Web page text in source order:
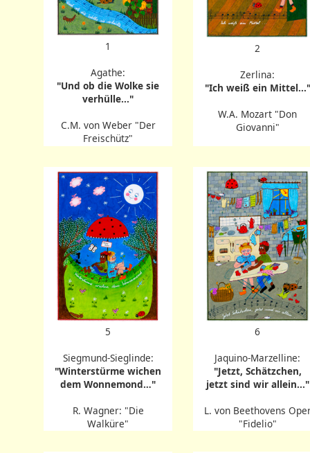
1
Agathe:
"Und ob die Wolke sie
verhülle..."
C.M. von Weber "Der
Freischütz"
2
Zerlina:
"Ich weiß ein Mittel..."
W.A. Mozart "Don
Giovanni"
5
Siegmund-Sieglinde:
"Winterstürme wichen
dem Wonnemond…"
R. Wagner: "Die
Walküre"
6
Jaquino-Marzelline:
"Jetzt, Schätzchen,
jetzt sind wir allein..."
L. von Beethovens
"Fidelio"